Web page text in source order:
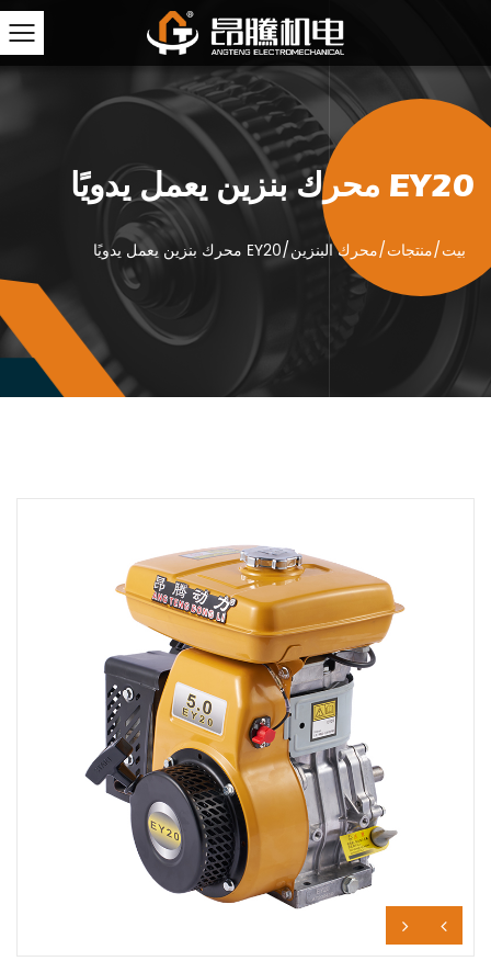
EY20 محرك بنزين يعمل يدويًا
بيت/منتجات/محرك البنزين/EY20 محرك بنزين يعمل يدويًا